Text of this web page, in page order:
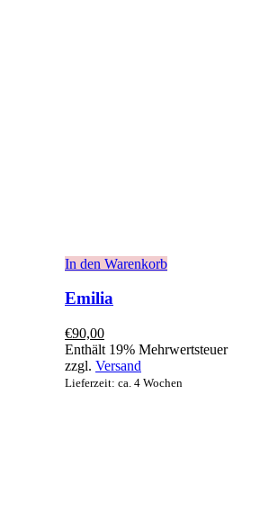
In den Warenkorb
Emilia
€90,00
Enthält 19% Mehrwertsteuer
zzgl. Versand
Lieferzeit: ca. 4 Wochen